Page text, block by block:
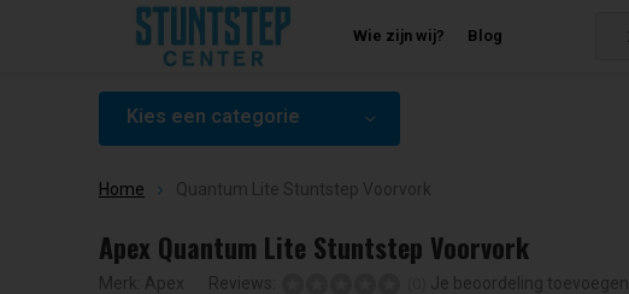
Wie zijn wij? Blog
Kies een categorie
Home Quantum Lite Stuntstep Voorvork
Apex Quantum Lite Stuntstep Voorvork
Merk: Apex Reviews: Je beoordeling toevoegen